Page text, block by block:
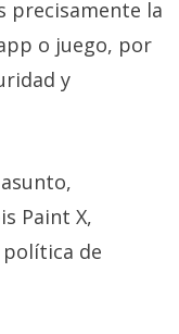
precisamente la
o juego, por
y
Paint X,
de